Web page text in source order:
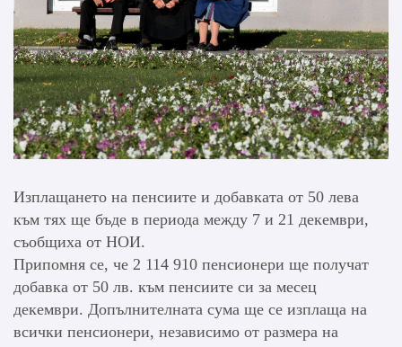
Изплащането на пенсиите и добавката от 50 лева
към тях ще бъде в периода между 7 и 21 декември,
съобщиха от НОИ.
Припомня се, че 2 114 910 пенсионери ще получат
добавка от 50 лв. към пенсиите си за месец
декември. Допълнителната сума ще се изплаща на
всички пенсионери, независимо от размера на